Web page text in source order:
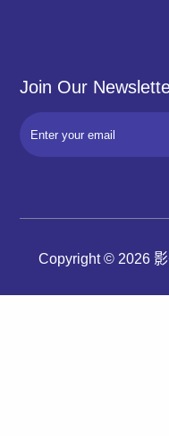
Join Our
Copyright © 2026